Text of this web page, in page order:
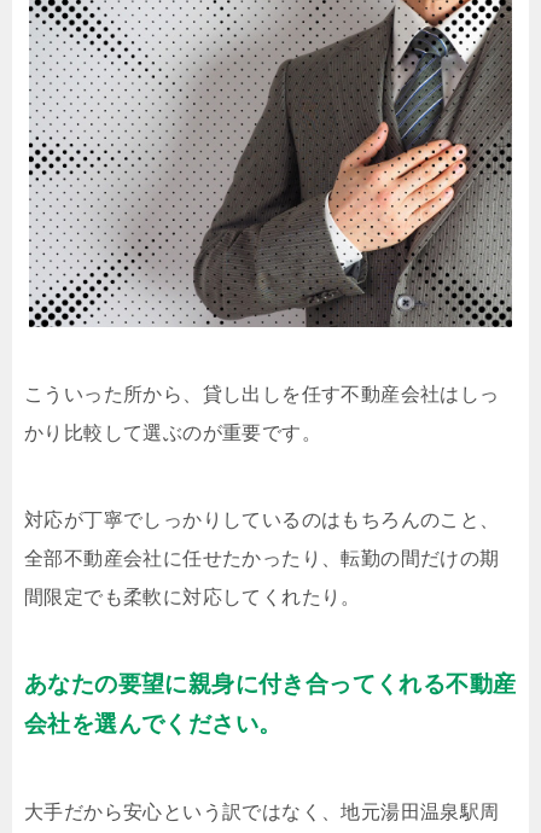
こういった所から、貸し出しを任す不動産会社はしっ
かり比較して選ぶのが重要です。
対応が丁寧でしっかりしているのはもちろんのこと、
全部不動産会社に任せたかったり、転勤の間だけの期
間限定でも柔軟に対応してくれたり。
あなたの要望に親身に付き合ってくれる不動産
会社を選んでください。
大手だから安心という訳ではなく、地元湯田温泉駅周